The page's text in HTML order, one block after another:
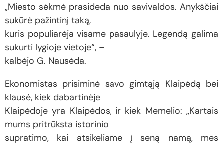
„Miesto sėkmė prasideda nuo savivaldos. Anykščiai
sukūrė pažintinį taką,
kuris populiarėja visame pasaulyje. Legendą galima
sukurti lygioje vietoje“, –
kalbėjo G. Nausėda.
Ekonomistas prisiminė savo gimtąją Klaipėdą bei
klausė, kiek dabartinėje
Klaipėdoje yra Klaipėdos, ir kiek Memelio: „Kartais
mums pritrūksta istorinio
supratimo, kai atsikeliame į seną namą, mes